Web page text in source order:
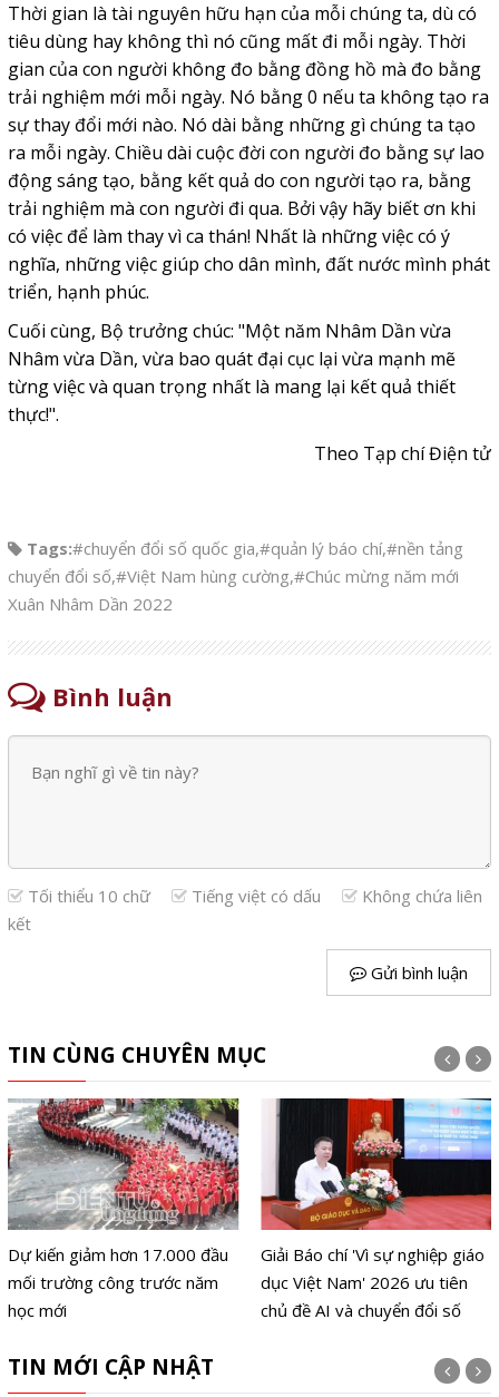
Thời gian là tài nguyên hữu hạn của mỗi chúng ta, dù có
tiêu dùng hay không thì nó cũng mất đi mỗi ngày. Thời
gian của con người không đo bằng đồng hồ mà đo bằng
trải nghiệm mới mỗi ngày. Nó bằng 0 nếu ta không tạo ra
sự thay đổi mới nào. Nó dài bằng những gì chúng ta tạo
ra mỗi ngày. Chiều dài cuộc đời con người đo bằng sự lao
động sáng tạo, bằng kết quả do con người tạo ra, bằng
trải nghiệm mà con người đi qua. Bởi vậy hãy biết ơn khi
có việc để làm thay vì ca thán! Nhất là những việc có ý
nghĩa, những việc giúp cho dân mình, đất nước mình phát
triển, hạnh phúc.
Cuối cùng, Bộ trưởng chúc: "Một năm Nhâm Dần vừa
Nhâm vừa Dần, vừa bao quát đại cục lại vừa mạnh mẽ
từng việc và quan trọng nhất là mang lại kết quả thiết
thực!".
Theo Tạp chí Điện tử
Tags:#chuyển đổi số quốc gia,#quản lý báo chí,#nền tảng
chuyển đổi số,#Việt Nam hùng cường,#Chúc mừng năm mới
Xuân Nhâm Dần 2022
Bình luận
Tối thiểu 10 chữ Tiếng việt có dấu
Không chứa liên
kết
Gửi bình luận
TIN CÙNG CHUYÊN MỤC
Dự kiến giảm hơn 17.000 đầu
mối trường công trước năm
học mới
Giải Báo chí 'Vì sự nghiệp giáo
dục Việt Nam' 2026 ưu tiên
chủ đề AI và chuyển đổi số
TIN MỚI CẬP NHẬT